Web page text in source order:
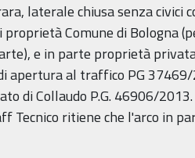
laterale chiusa senza civici
Comune di Bologna
e in parte proprietà
apertura al traffico PG
di Collaudo P.G. 46906/
Tecnico ritiene che l'arco in